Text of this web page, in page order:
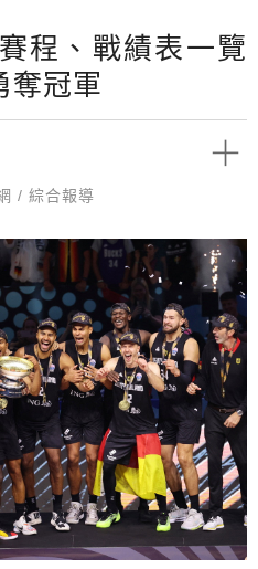
程、戰績表一覽
奪冠軍
/ 綜合報導